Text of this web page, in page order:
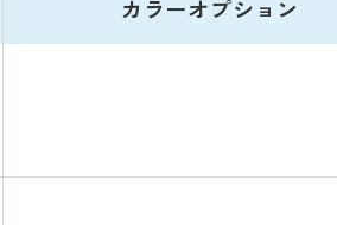
カラーオプション